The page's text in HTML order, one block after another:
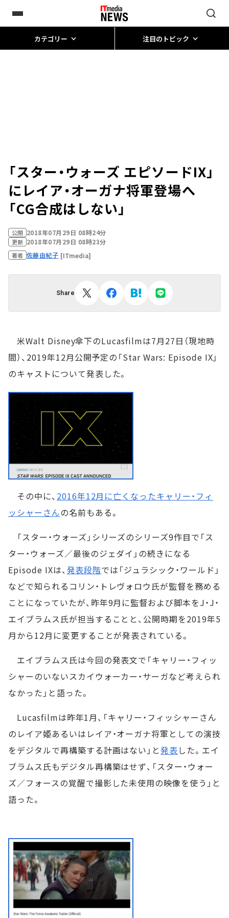
カテゴリー 注目のトピック
「スター・ウォーズ エピソードIX」
にレイア・オーガナ将軍登場へ
「CG合成はしない」
公開 2018年07月29日 08時24分
更新 2018年07月29日 08時23分
著者 佐藤由紀子 [ITmedia]
Share
米Walt Disney傘下のLucasfilmは7月27日（現地時
間）、2019年12月公開予定の「Star Wars: Episode IX」
のキャストについて発表した。
その中に、 2016年12月に亡くなったキャリー・フィ
ッシャーさんの名前もある。
「スター・ウォーズ」シリーズのシリーズ9作目で「ス
ター・ウォーズ／最後のジェダイ」の続きになる
Episode IXは、 発表段階では「ジュラシック・ワールド」
などで知られるコリン・トレヴォロウ氏が監督を務める
ことになっていたが、昨年9月に監督および脚本をJ・J・
エイブラムス氏が担当することと、公開時期を2019年5
月から12月に変更することが発表されている。
エイブラムス氏は今回の発表文で「キャリー・フィッ
シャーのいないスカイウォーカー・サーガなど考えられ
なかった」と語った。
Lucasfilmは昨年1月、「キャリー・フィッシャーさん
のレイア姫あるいはレイア・オーガナ将軍としての演技
をデジタルで再構築する計画はない」と発表した。エイ
ブラムス氏もデジタル再構築はせず、「スター・ウォー
ズ／フォースの覚醒で撮影した未使用の映像を使う」と
語った。